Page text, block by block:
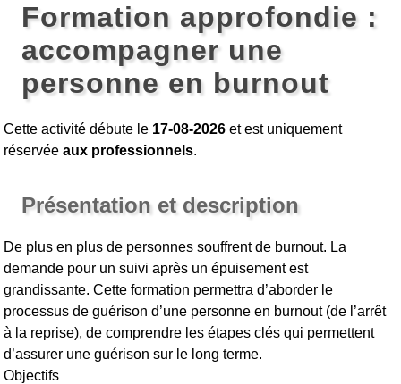
Formation approfondie :
accompagner une
personne en burnout
Cette activité débute le 17-08-2026 et est uniquement
réservéeaux professionnels.
Présentation et description
De plus en plus de personnes souffrent de burnout. La
demande pour un suivi après un épuisement est
grandissante. Cette formation permettra d’aborder le
processus de guérison d’une personne en burnout (de l’arrêt
à la reprise), de comprendre les étapes clés qui permettent
d’assurer une guérison sur le long terme.
Objectifs